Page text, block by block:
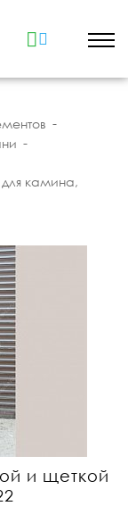
камина,
и щеткой